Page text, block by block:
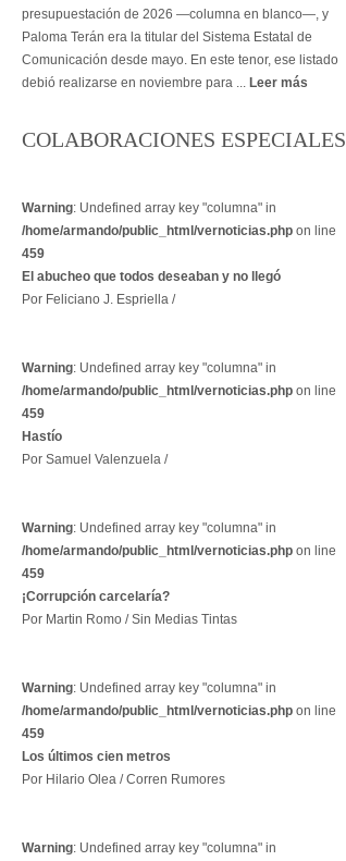
presupuestación de 2026 —columna en blanco—, y
Paloma Terán era la titular del Sistema Estatal de
Comunicación desde mayo. En este tenor, ese listado
debió realizarse en noviembre para ... Leer más
COLABORACIONES ESPECIALES
Warning: Undefined array key "columna" in
/home/armando/public_html/vernoticias.php on line
459
El abucheo que todos deseaban y no llegó
Por Feliciano J. Espriella /
Warning: Undefined array key "columna" in
/home/armando/public_html/vernoticias.php on line
459
Hastío
Por Samuel Valenzuela /
Warning: Undefined array key "columna" in
/home/armando/public_html/vernoticias.php on line
459
¡Corrupción carcelaría?
Por Martin Romo / Sin Medias Tintas
Warning: Undefined array key "columna" in
/home/armando/public_html/vernoticias.php on line
459
Los últimos cien metros
Por Hilario Olea / Corren Rumores
Warning: Undefined array key "columna" in